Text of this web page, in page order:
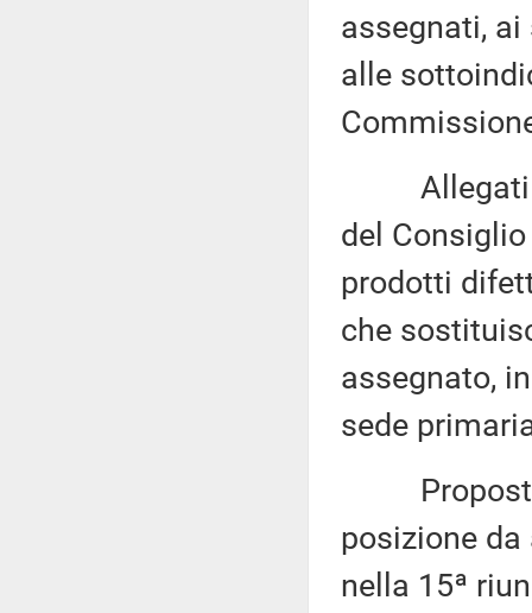
assegnati,
alle
Allegati
del
prodotti
che
assegnato,
sede
Proposta
posizione da
nella 15ª